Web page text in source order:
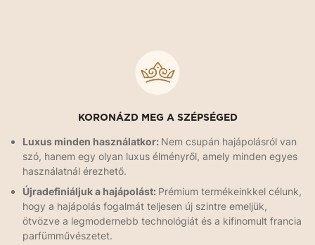
KORONÁZD MEG A SZÉPSÉGED
Luxus minden használatkor: Nem csupán hajápolásról van
szó, hanem egy olyan luxus élményről, amely minden egyes
használatnál érezhető.
Újradefiniáljuk a hajápolást: Prémium termékeinkkel célunk,
hogy a hajápolás fogalmát teljesen új szintre emeljük,
ötvözve a legmodernebb technológiát és a kifinomult francia
parfümművészetet.